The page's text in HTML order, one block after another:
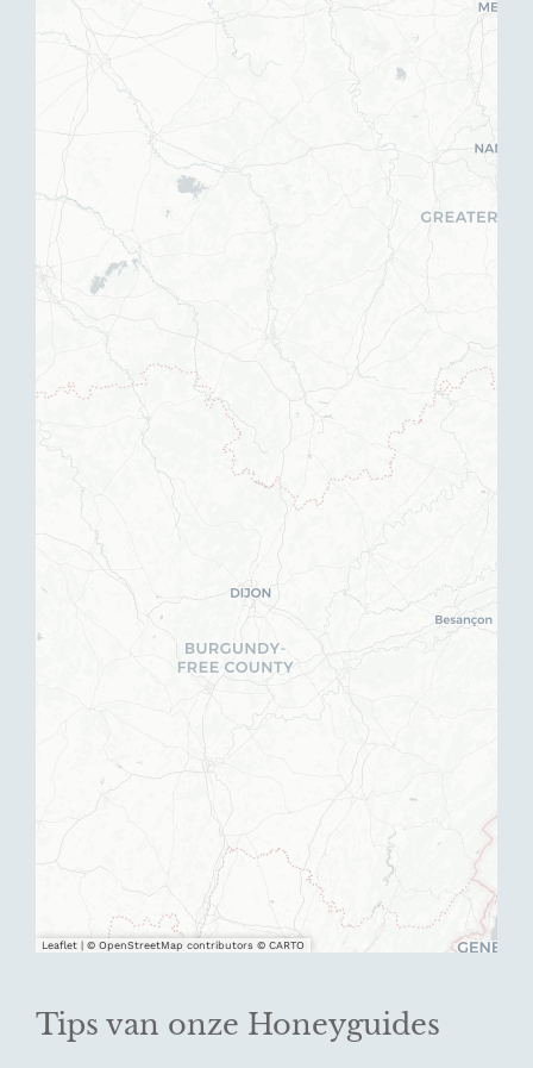
Tips van onze Honeyguides
Leaflet | © OpenStreetMap contributors © CARTO